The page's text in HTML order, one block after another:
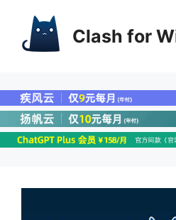
Clash for